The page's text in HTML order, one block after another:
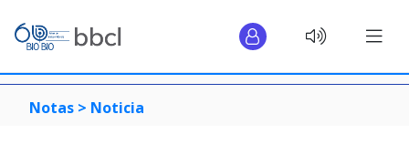
Notas > Noticia